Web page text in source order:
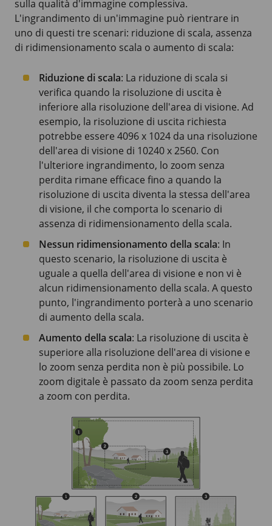
sulla qualità d'immagine complessiva.
L'ingrandimento di un'immagine può rientrare in
uno di questi tre scenari: riduzione di scala, assenza
di ridimensionamento scala o aumento di scala:
Riduzione di scala: La riduzione di scala si
verifica quando la risoluzione di uscita è
inferiore alla risoluzione dell'area di visione. Ad
esempio, la risoluzione di uscita richiesta
potrebbe essere 4096 x 1024 da una risoluzione
dell'area di visione di 10240 x 2560. Con
l'ulteriore ingrandimento, lo zoom senza
perdita rimane efficace fino a quando la
risoluzione di uscita diventa la stessa dell'area
di visione, il che comporta lo scenario di
assenza di ridimensionamento della scala.
Nessun ridimensionamento della scala: In
questo scenario, la risoluzione di uscita è
uguale a quella dell'area di visione e non vi è
alcun ridimensionamento della scala. A questo
punto, l'ingrandimento porterà a uno scenario
di aumento della scala.
Aumento della scala: La risoluzione di uscita è
superiore alla risoluzione dell'area di visione e
lo zoom senza perdita non è più possibile. Lo
zoom digitale è passato da zoom senza perdita
a zoom con perdita.